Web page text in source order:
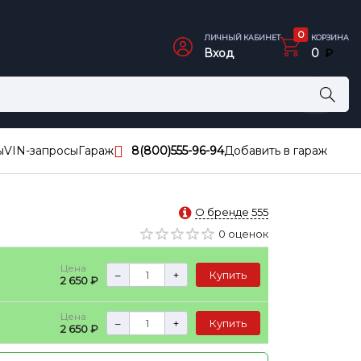
ЛИЧНЫЙ КАБИНЕТ
Вход
0 КОРЗИНА
0 ₽
VIN-запросыГараж 8(800)555-96-94Добавить в гараж
О бренде 555
0 оценок
Цена
2 650 ₽ – + Купить
Цена
2 650 ₽ – + Купить